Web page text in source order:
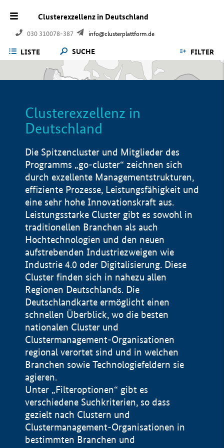
Clusterexzellenz in Deutschland
030 310078-387 info@clusterplattform.de
LISTE SUCHE FILTER
Clusterexzellenz in
Deutschland
Die Spitzencluster und Mitglieder des
Programms „go-cluster“ zeichnen sich
durch exzellente Managementstrukturen,
effiziente Prozesse, Leistungsfähigkeit und
eine sehr hohe Innovationskraft aus.
Leistungsstarke Cluster gibt es sowohl in
traditionellen Branchen als auch
Hochtechnologien und den neuen
aufstrebenden Industriezweigen wie
Industrie 4.0 oder Digitalisierung. Diese
Cluster finden sich in nahezu allen
Regionen Deutschlands. Die
Deutschlandkarte ermöglicht einen
schnellen Überblick, wo die besten
nationalen Cluster und
Clustermanagement-Organisationen
regional verortet sind und in welchen
Branchen sowie Technologiefeldern sie
agieren.
Unter „Filteroptionen“ gibt es
verschiedene Suchkriterien, so dass
gezielt nach Clustern und
Clustermanagement-Organisationen in
bestimmten Branchen und
Impressum
Datenschutzerklärung
BMWE, 2026 ©
100 km © Geobasis-DE / BKG 2015